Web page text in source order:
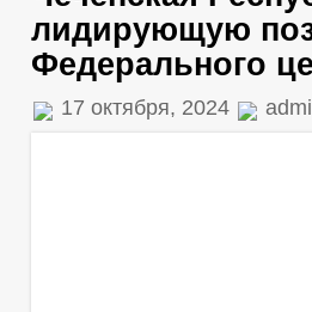
лидирующую
Федерального
17 октября, 2024